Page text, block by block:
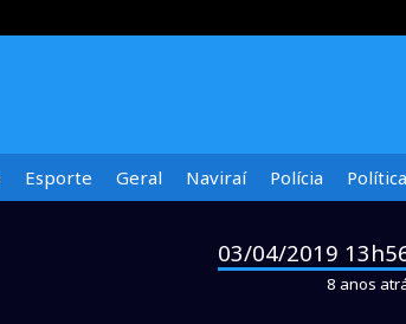
Esporte Geral Naviraí Polícia Política
03/04/2019
8 anos